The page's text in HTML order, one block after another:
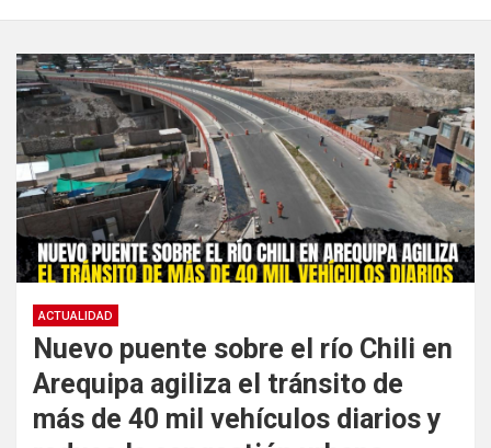
ACTUALIDAD
Nuevo puente sobre el río Chili en
Arequipa agiliza el tránsito de
más de 40 mil vehículos diarios y